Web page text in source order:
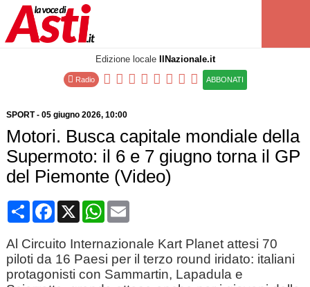
Edizione locale IlNazionale.it
Radio ABBONATI
SPORT- 05 giugno 2026, 10:00
Motori. Busca capitale mondiale della
Supermoto: il 6 e 7 giugno torna il GP
del Piemonte (Video)
CondividiFacebook
X WhatsApp
Email
Al Circuito Internazionale Kart Planet attesi 70
piloti da 16 Paesi per il terzo round iridato: italiani
protagonisti con Sammartin, Lapadula e